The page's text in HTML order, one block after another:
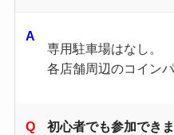
専用駐車場はなし。
各店舗周辺のコイン
初心者でも参加でき